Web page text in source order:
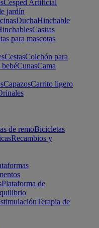
Cesped Artificial
jardín
DuchaHinchable
Casitas
para mascotas
CestasColchón para
CunasCama
CapazosCarrito ligero
de remoBicicletas
Recambios y
Plataforma de
Terapia de